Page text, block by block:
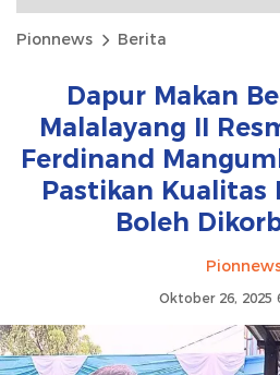
Pionnews Berita
Dapur Makan
Malalayang II
Ferdinand
Pastikan Kualitas
Boleh
Oktober 26, 2025